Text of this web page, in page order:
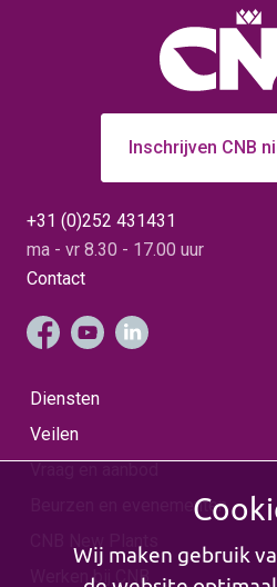
Inschrijven CNB
+31 (0)252 431431
ma - vr 8.30 - 17.00 uur
Contact
Diensten
Veilen
Beurzen en evenementen
CNB New Plants
Werken bij CNB
Wij maken gebruik